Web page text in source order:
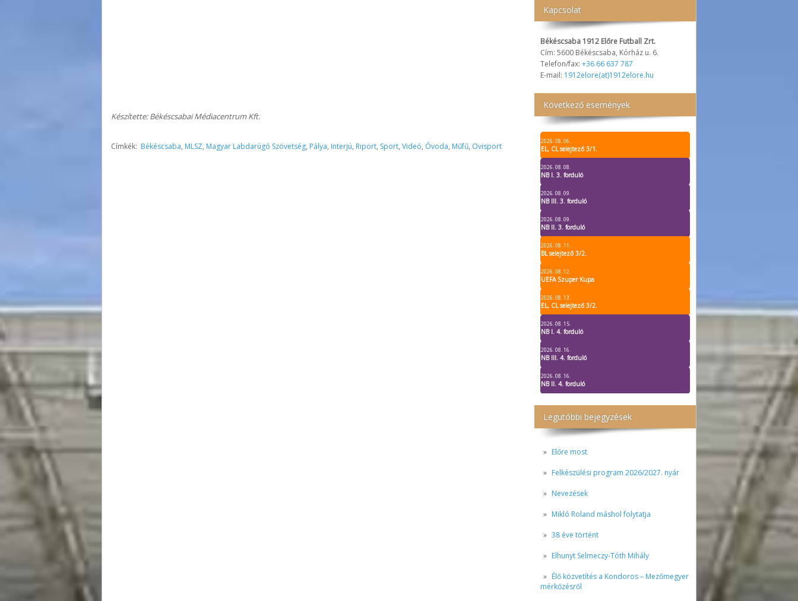
Kapcsolat
Békéscsaba 1912 Előre Futball Zrt.
Cím: 5600 Békéscsaba, Kórház u. 6.
Telefon/fax: +36 66 637 787
E-mail: 1912elore(at)1912elore.hu
Következő események
2026. 08. 06.
EL, CL selejtező 3/1.
2026. 08. 08.
NB I. 3. forduló
2026. 08. 09.
NB III. 3. forduló
2026. 08. 09.
NB II. 3. forduló
2026. 08. 11.
BL selejtező 3/2.
2026. 08. 12.
UEFA Szuper Kupa
2026. 08. 13.
EL, CL selejtező 3/2.
2026. 08. 15.
NB I. 4. forduló
2026. 08. 16.
NB III. 4. forduló
2026. 08. 16.
NB II. 4. forduló
Legutóbbi bejegyzések
Előre most
Felkészülési program 2026/2027. nyár
Nevezések
Mikló Roland máshol folytatja
38 éve történt
Elhunyt Selmeczy-Tóth Mihály
Élő közvetítés a Kondoros – Mezőmegyer
mérkőzésről
Készítette: Békéscsabai Médiacentrum Kft.
Címkék: Békéscsaba, MLSZ, Magyar Labdarúgó Szövetség, Pálya, Interjú, Riport, Sport, Videó, Óvoda, Műfű, Ovisport